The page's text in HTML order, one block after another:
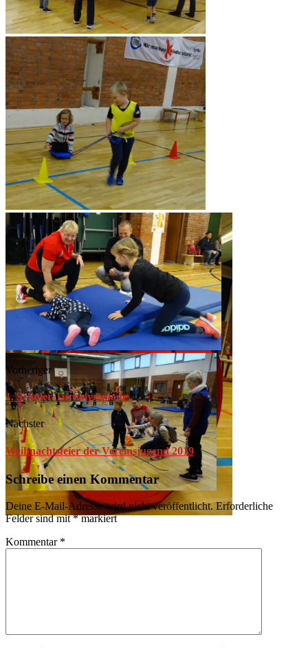
Vorheriger
1. Schüler-Turnolympiade
Nächster
Weihnachtsfeier der Vereinsjugend 2019
Schreibe einen Kommentar
Deine E-Mail-Adresse wird nicht veröffentlicht. Erforderliche
Felder sind mit*markiert
Kommentar *